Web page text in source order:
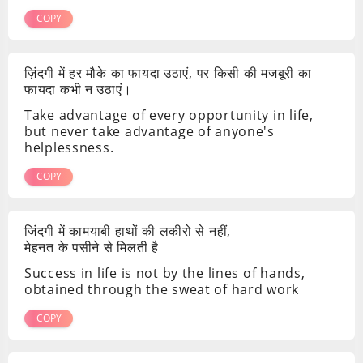
COPY
ज़िंदगी में हर मौके का फायदा उठाएं, पर किसी की मजबूरी का
फायदा कभी न उठाएं।
Take advantage of every opportunity in life,
but never take advantage of anyone's
helplessness.
COPY
जिंदगी में कामयाबी हाथों की लकीरो से नहीं,
मेहनत के पसीने से मिलती है
Success in life is not by the lines of hands,
obtained through the sweat of hard work
COPY